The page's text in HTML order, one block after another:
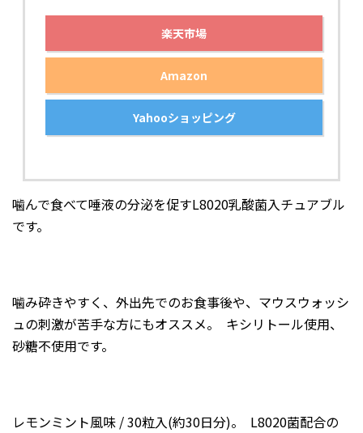
楽天市場
Amazon
Yahooショッピング
噛んで食べて唾液の分泌を促すL8020乳酸菌入チュアブル
です。
噛み砕きやすく、外出先でのお食事後や、マウスウォッシ
ュの刺激が苦手な方にもオススメ。 キシリトール使用、
砂糖不使用です。
レモンミント風味 / 30粒入(約30日分)。 L8020菌配合の